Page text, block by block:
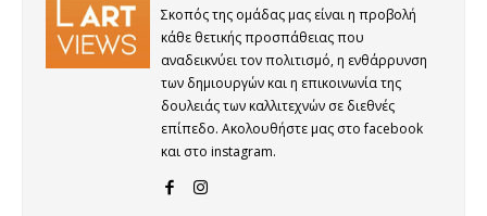
Σκοπός της ομάδας μας είναι η προβολή
κάθε θετικής προσπάθειας που
αναδεικνύει τον πολιτισμό, η ενθάρρυνση
των δημιουργών και η επικοινωνία της
δουλειάς των καλλιτεχνών σε διεθνές
επίπεδο. Ακολουθήστε μας στο facebook
και στο instagram.